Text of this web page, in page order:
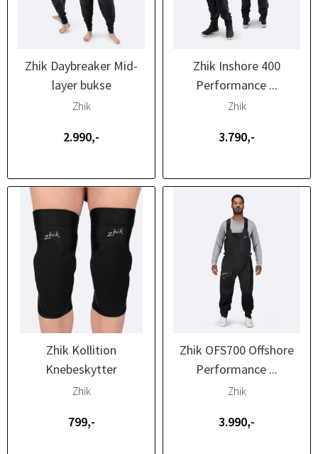
Zhik Daybreaker Mid-
layer bukse
Zhik
2.990,-
Zhik Inshore 400
Performance ...
Zhik
3.790,-
Zhik Kollition
Knebeskytter
Zhik
799,-
Zhik OFS700 Offshore
Performance ...
Zhik
3.990,-